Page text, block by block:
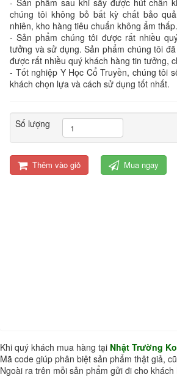
- Sản phẩm sau khi sấy được hút chân
chúng tôi không bỏ bất kỳ chất bảo
nhiên, kho hàng tiêu chuẩn không ẩm thấp.
- Sản phẩm chúng tôi được rất nhiều
tưởng và sử dụng. Sản phẩm chúng tôi
được rất nhiều quý khách hàng tin tưởng,
- Tốt nghiệp Y Học Cổ Truyền, chúng tôi
khách chọn lựa và cách sử dụng tốt nhất.
Số lượng
Thêm vào giỏ Mua ngay
Khi quý khách mua hàng tại Nhật Trường
Mã code giúp phân biệt sản phẩm thật giả,
Ngoài ra trên mỗi sản phẩm gửi đi cho